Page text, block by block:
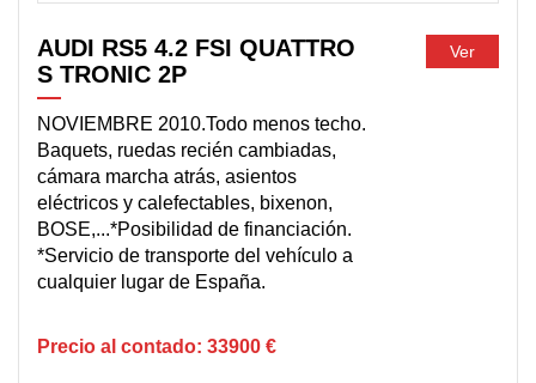
AUDI RS5 4.2 FSI QUATTRO
S TRONIC 2P
NOVIEMBRE 2010.Todo menos techo.
Baquets, ruedas recién cambiadas,
cámara marcha atrás, asientos
eléctricos y calefectables, bixenon,
BOSE,...*Posibilidad de financiación.
*Servicio de transporte del vehículo a
cualquier lugar de España.
33900 €
Ver